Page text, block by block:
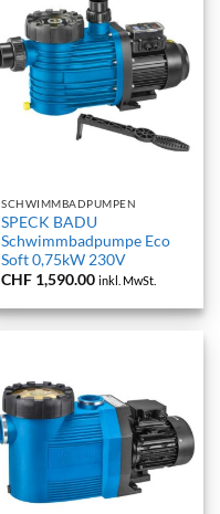
SCHWIMMBADPUMPEN
SPECK BADU
Schwimmbadpumpe Eco
Soft 0,75kW 230V
CHF 1,590.00 inkl. MwSt.